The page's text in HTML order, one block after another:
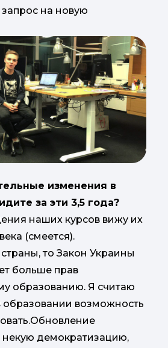
запрос на новую
изменения в
за эти 3,5 года?
наших курсов вижу их
(смеется).
то Закон Украины
больше прав
образованию. Я считаю
образовании возможность
демократизацию,